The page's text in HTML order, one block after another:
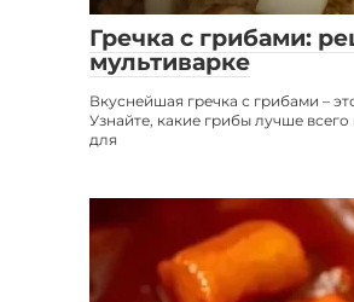
Гречка с грибами:
мультиварке
Вкуснейшая гречка с грибами –
Узнайте, какие грибы лучше всего
для